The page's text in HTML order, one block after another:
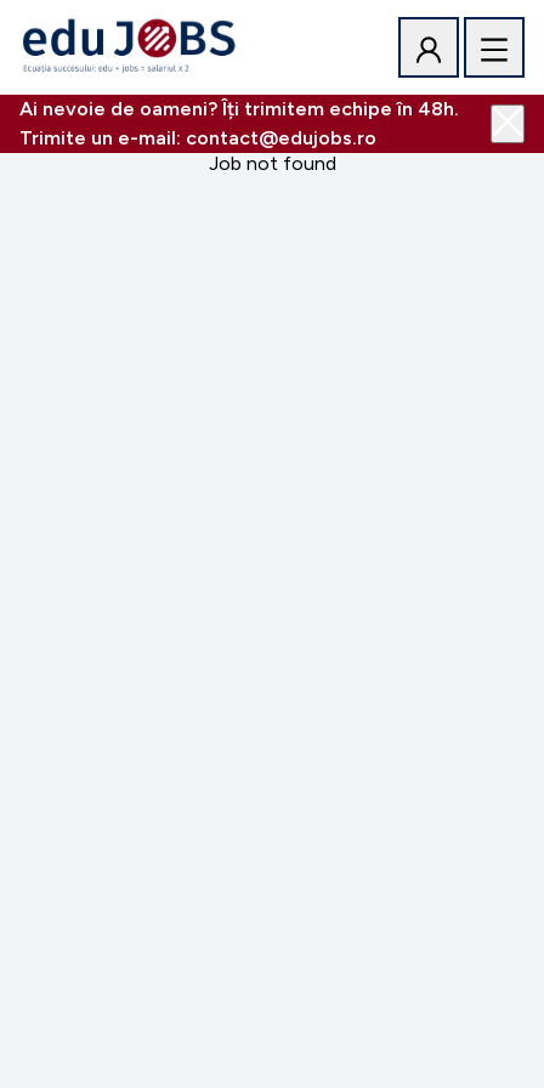
Ai nevoie de oameni? Îți trimitem echipe în 48h.
Trimite un e-mail: contact@edujobs.ro
Job not found